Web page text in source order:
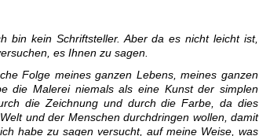
bin kein Schriftsteller. Aber da es nicht leicht ist,
es Ihnen zu sagen.
Folge meines ganzen Lebens, meines ganzen
die Malerei niemals als eine Kunst der simplen
die Zeichnung und durch die Farbe, da dies
und der Menschen durch­dringen wollen, damit
habe zu sagen versucht, auf meine Weise, was